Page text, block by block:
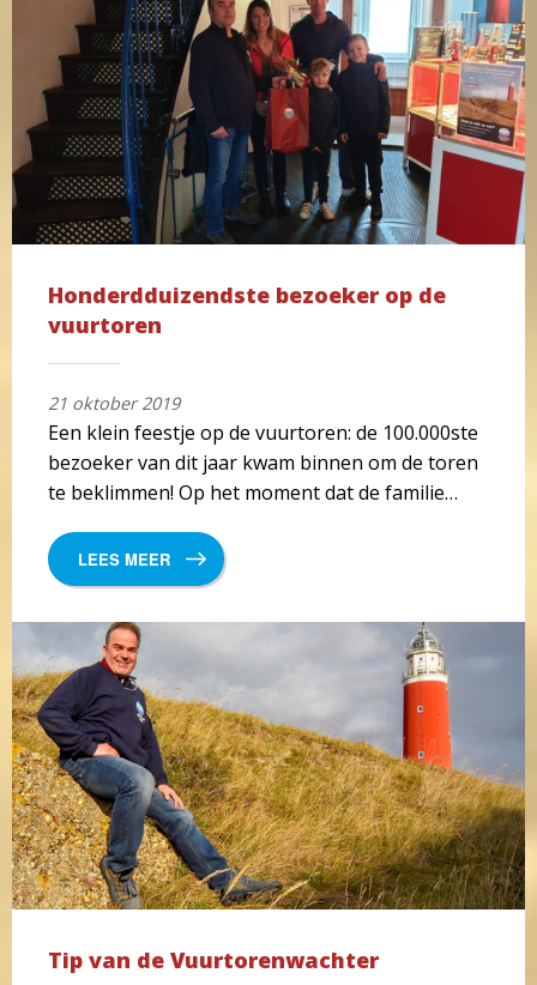
Honderdduizendste bezoeker op de
vuurtoren
21 oktober 2019
Een klein feestje op de vuurtoren: de 100.000ste
bezoeker van dit jaar kwam binnen om de toren
te beklimmen! Op het moment dat de familie…
LEES MEER
Tip van de Vuurtorenwachter